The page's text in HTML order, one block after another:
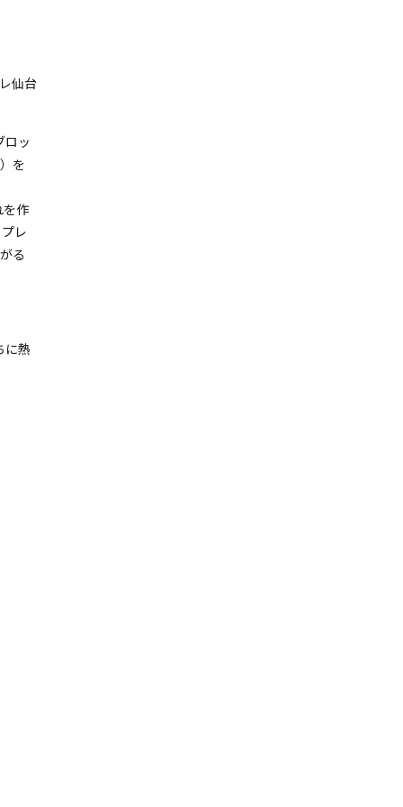
仙台
ッ
を
作
レ
る
に熱